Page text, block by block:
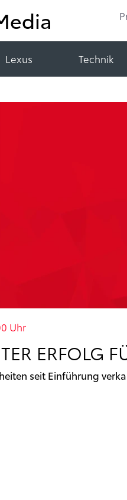
Lexus Technik
Uhr
ERFOLG
seit Einführung